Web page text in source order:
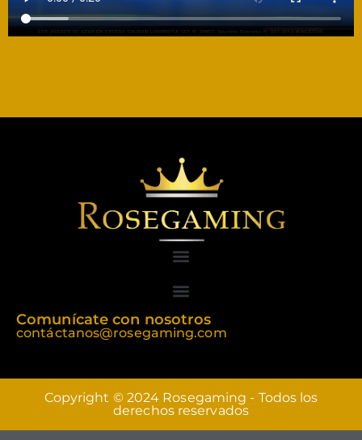
Comunícate con nosotros
contáctanos@rosegaming.com
Copyright © 2024 Rosegaming - Todos los
derechos reservados